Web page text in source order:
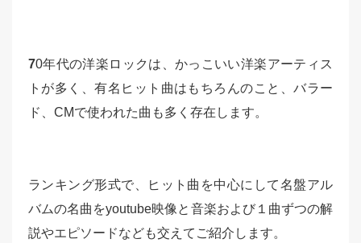
70年代の洋楽ロックは、かっこいい洋楽アーティス
トが多く、有名ヒット曲はもちろんのこと、バラー
ド、CMで使われた曲も多く存在します。
ランキング形式で、ヒット曲を中心にして名盤アル
バムの名曲をyoutube映像と音楽および１曲ずつの解
説やエピソードなども交えてご紹介します。